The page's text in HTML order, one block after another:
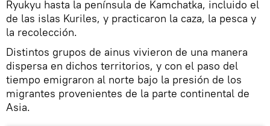
Ryukyu hasta la península de Kamchatka, incluido el
de las islas Kuriles, y practicaron la caza, la pesca y
la recolección.
Distintos grupos de ainus vivieron de una manera
dispersa en dichos territorios, y con el paso del
tiempo emigraron al norte bajo la presión de los
migrantes provenientes de la parte continental de
Asia.